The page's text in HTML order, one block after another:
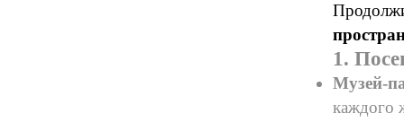
1.
Музей-
каждого